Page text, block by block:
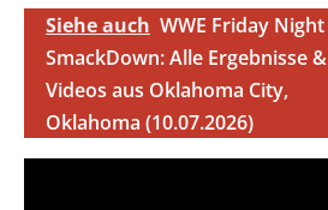
Siehe auch WWE Friday Night
SmackDown: Alle Ergebnisse &
Videos aus Oklahoma City,
Oklahoma (10.07.2026)